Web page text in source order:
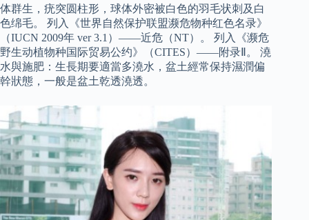
体群生，疣突圆柱形，球体外密被白色的羽毛状刺及白
色绵毛。 列入《世界自然保护联盟濒危物种红色名录》
（IUCN 2009年 ver 3.1）——近危（NT）。 列入《濒危
野生动植物种国际贸易公约》（CITES）——附录Ⅱ。 澆
水與施肥：生長期要適當多澆水，盆土經常保持濕潤偏
幹狀態，一般是盆土乾透澆透。